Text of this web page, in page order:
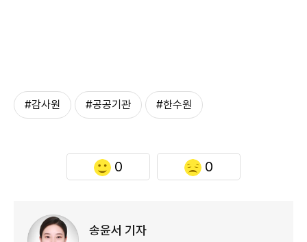
#감사원 #공공기관 #한수원
0 0
송윤서 기자